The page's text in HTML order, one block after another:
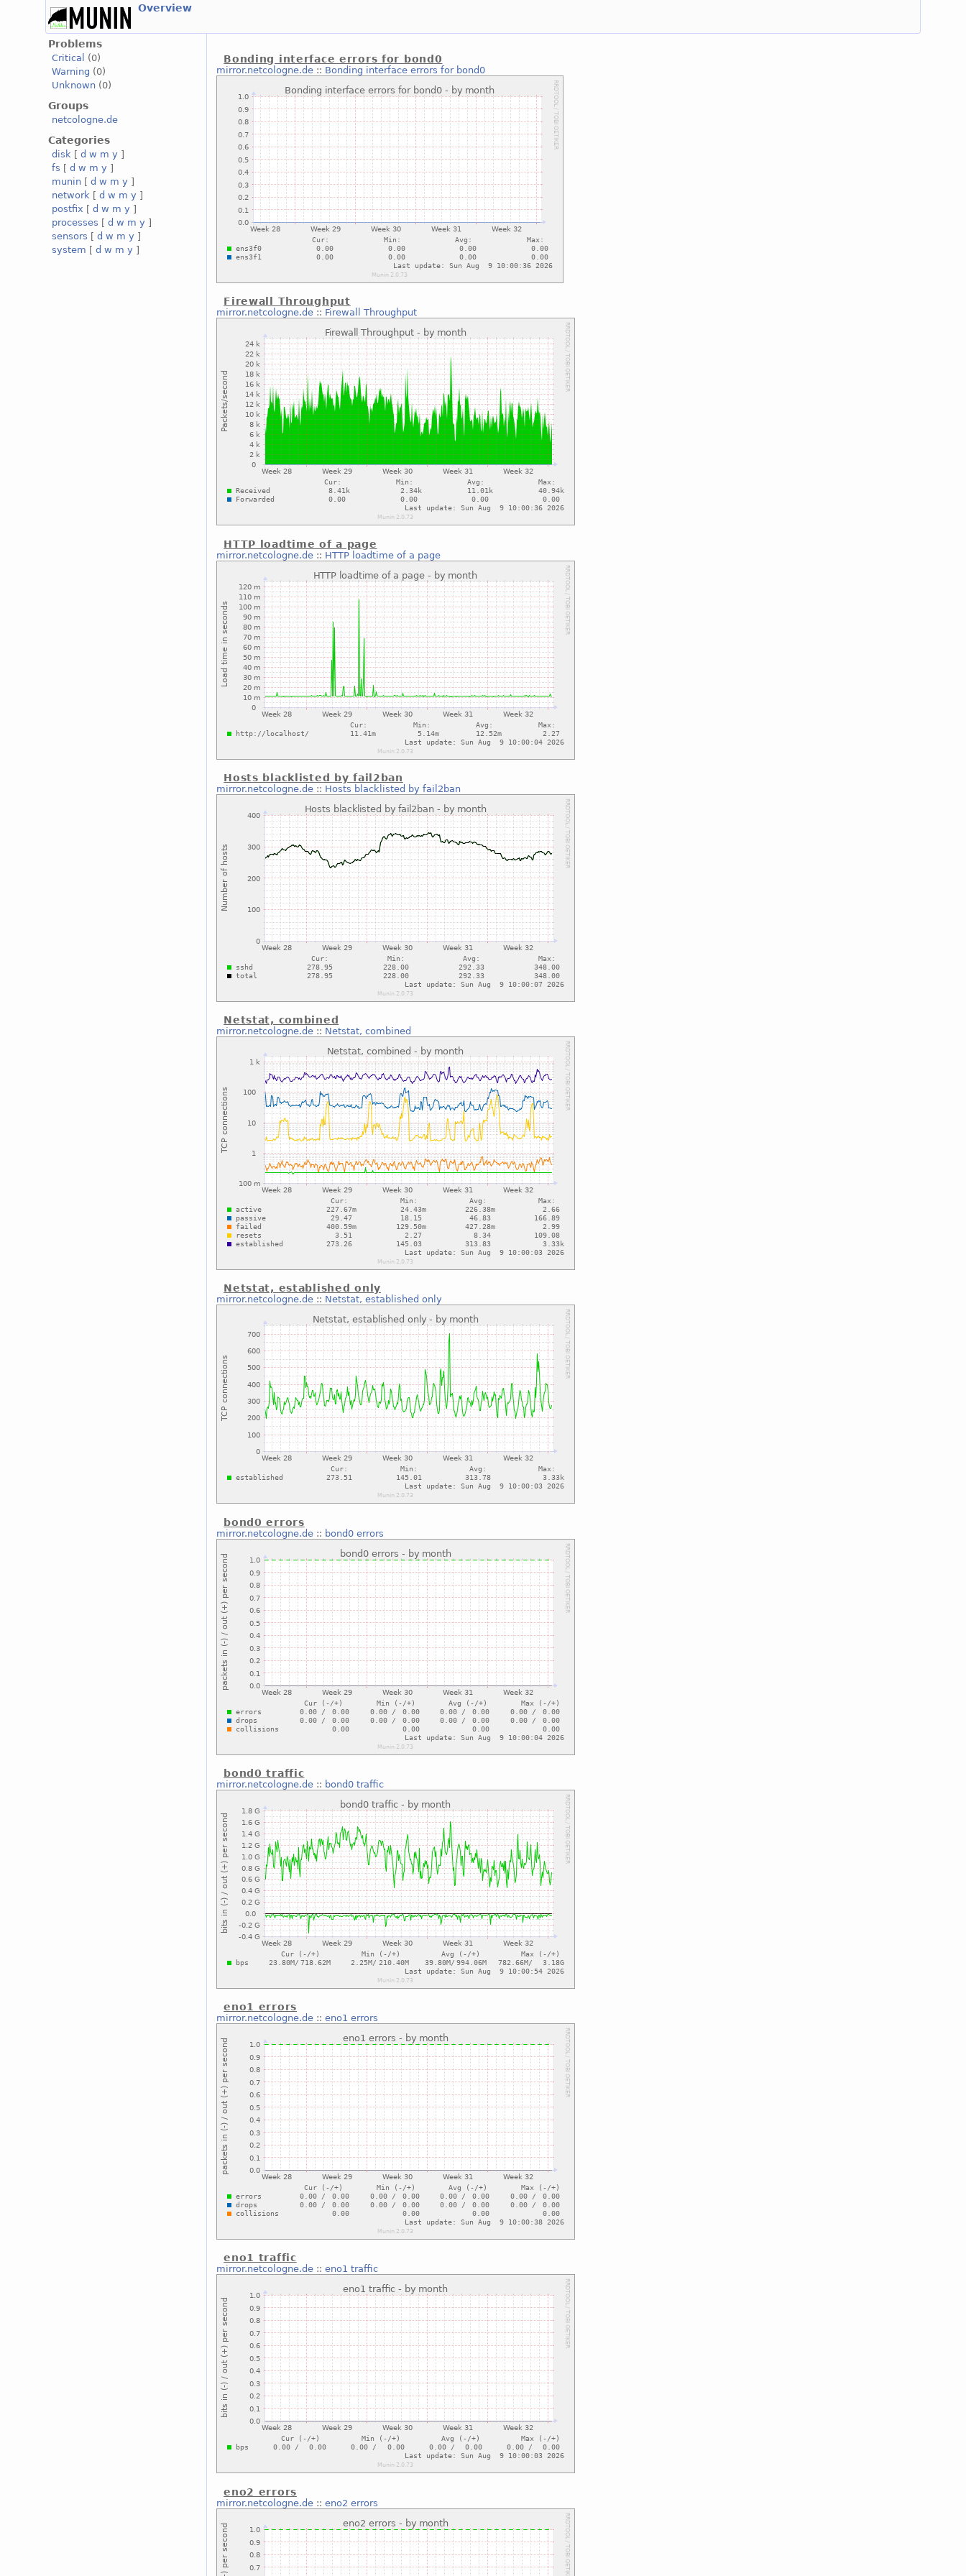
Overview
Problems
Critical
(0)
Warning (0)
Unknown (0)
Groups
netcologne.de
Categories
disk [d w m y ]
fs [d w m y ]
munin [d w m y ]
network [d w m y ]
postfix [d w m y ]
processes [d w m y ]
sensors [d w m y ]
system [d w m y ]
Bonding interface errors for bond0
mirror.netcologne.de :: Bonding interface errors for bond0
Firewall Throughput
mirror.netcologne.de :: Firewall Throughput
HTTP loadtime of a page
mirror.netcologne.de :: HTTP loadtime of a page
Hosts blacklisted by fail2ban
mirror.netcologne.de :: Hosts blacklisted by fail2ban
Netstat, combined
mirror.netcologne.de :: Netstat, combined
Netstat, established only
mirror.netcologne.de :: Netstat, established only
bond0 errors
mirror.netcologne.de :: bond0 errors
bond0 traffic
mirror.netcologne.de :: bond0 traffic
eno1 errors
mirror.netcologne.de ::eno1 errors
eno1 traffic
mirror.netcologne.de ::eno1 traffic
eno2 errors
mirror.netcologne.de ::eno2 errors